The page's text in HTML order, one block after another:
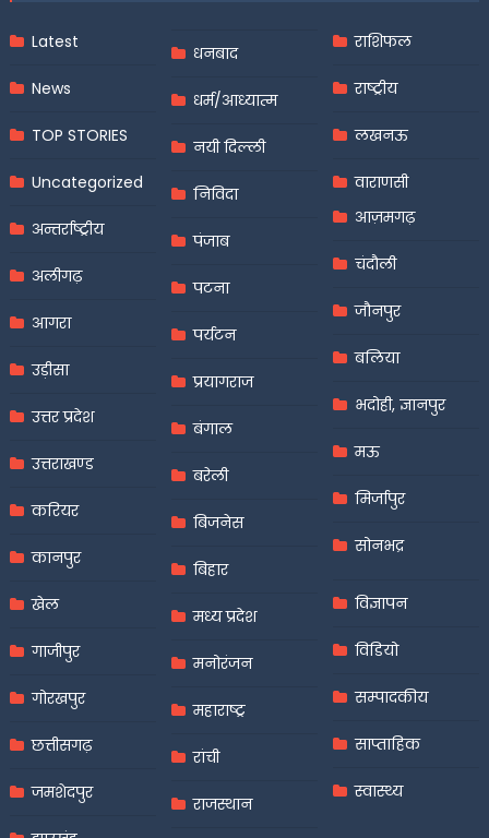
Latest
News
TOP STORIES
Uncategorized
अन्तर्राष्ट्रीय
अलीगढ़
आगरा
उड़ीसा
उत्तर प्रदेश
उत्तराखण्ड
करियर
कानपुर
खेल
गाजीपुर
गोरखपुर
छत्तीसगढ़
जमशेदपुर
धनबाद
धर्म/आध्यात्म
नयी दिल्ली
निविदा
पंजाब
पटना
पर्यटन
प्रयागराज
बंगाल
बरेली
बिजनेस
बिहार
मध्य प्रदेश
मनोरंजन
महाराष्ट्र
रांची
राजस्थान
राशिफल
राष्ट्रीय
लखनऊ
वाराणसी
आज़मगढ़
चंदौली
जौनपुर
बलिया
भदोही, ज्ञानपुर
मऊ
मिर्जापुर
सोनभद्र
विज्ञापन
विडियो
सम्पादकीय
साप्ताहिक
स्वास्थ्य